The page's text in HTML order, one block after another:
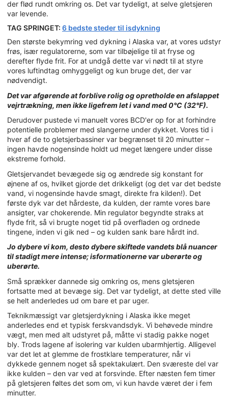
der flød rundt omkring os. Det var tydeligt, at selve gletsjeren
var levende.
TAG SPRINGET: 6 bedste steder til isdykning
Den største bekymring ved dykning i Alaska var, at vores udstyr
frøs, især regulatorerne, som var tilbøjelige til at fryse og
derefter flyde frit. For at undgå dette var vi nødt til at styre
vores luftindtag omhyggeligt og kun bruge det, der var
nødvendigt.
Det var afgørende at forblive rolig og opretholde en afslappet
vejrtrækning, men ikke ligefrem let i vand med 0°C (32°F).
Derudover pustede vi manuelt vores BCD'er op for at forhindre
potentielle problemer med slangerne under dykket. Vores tid i
hver af de to gletsjerbassiner var begrænset til 20 minutter –
ingen havde nogensinde holdt ud meget længere under disse
ekstreme forhold.
Gletsjervandet bevægede sig og ændrede sig konstant for
øjnene af os, hvilket gjorde det drikkeligt (og det var det bedste
vand, vi nogensinde havde smagt, direkte fra kilden!). Det
første dyk var det hårdeste, da kulden, der ramte vores bare
ansigter, var chokerende. Min regulator begyndte straks at
flyde frit, så vi brugte noget tid på overfladen og ordnede
tingene, inden vi gik ned – og kulden sank bare hårdt ind.
Jo dybere vi kom, desto dybere skiftede vandets blå nuancer
til stadigt mere intense; isformationerne var uberørte og
uberørte.
Små sprækker dannede sig omkring os, mens gletsjeren
fortsatte med at bevæge sig. Det var tydeligt, at dette sted ville
se helt anderledes ud om bare et par uger.
Teknikmæssigt var gletsjerdykning i Alaska ikke meget
anderledes end et typisk ferskvandsdyk. Vi behøvede mindre
vægt, men med alt udstyret på, måtte vi stadig pakke noget
bly. Trods lagene af isolering var kulden ubarmhjertig. Alligevel
var det let at glemme de frostklare temperaturer, når vi
dykkede gennem noget så spektakulært. Den sværeste del var
ikke kulden – den var ved at forsvinde. Efter næsten fem timer
på gletsjeren føltes det som om, vi kun havde været der i fem
minutter.